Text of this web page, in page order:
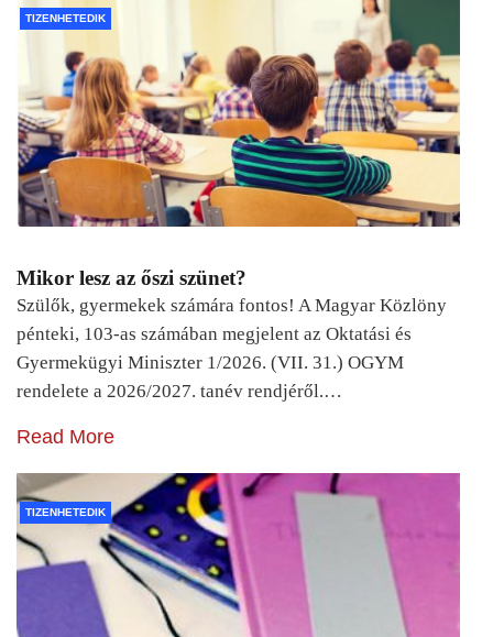
TIZENHETEDIK
Mikor lesz az őszi szünet?
Szülők, gyermekek számára fontos! A Magyar Közlöny
pénteki, 103-as számában megjelent az Oktatási és
Gyermekügyi Miniszter 1/2026. (VII. 31.) OGYM
rendelete a 2026/2027. tanév rendjéről.…
Read More
TIZENHETEDIK